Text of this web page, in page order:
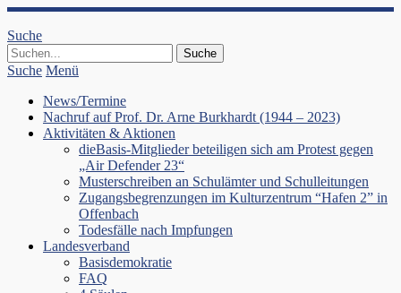
Suche
Suche Menü
News/Termine
Nachruf auf Prof. Dr. Arne Burkhardt (1944 – 2023)
Aktivitäten & Aktionen
dieBasis-Mitglieder beteiligen sich am Protest gegen
„Air Defender 23“
Musterschreiben an Schulämter und Schulleitungen
Zugangsbegrenzungen im Kulturzentrum “Hafen 2” in
Offenbach
Todesfälle nach Impfungen
Landesverband
Basisdemokratie
FAQ